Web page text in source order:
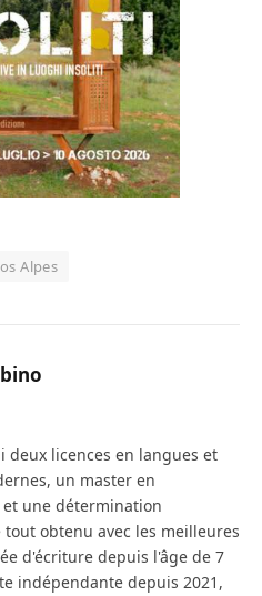
Alpes
deux licences en langues et
un master en
une détermination
obtenu avec les meilleures
d'écriture depuis l'âge de 7
indépendante depuis 2021,